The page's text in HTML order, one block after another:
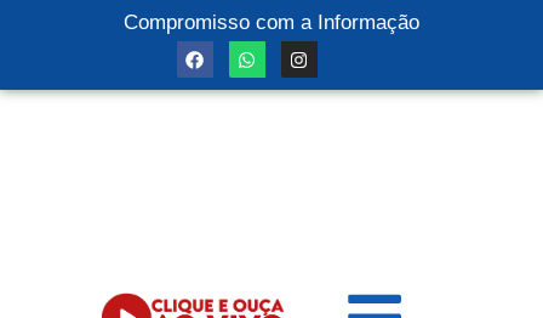
Compromisso com a Informação